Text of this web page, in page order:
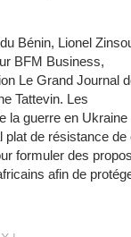
Bénin, Lionel
BFM Business,
Le Grand Journal
Tattevin. Les
la guerre en Ukraine
plat de résistance de
formuler des
afin de